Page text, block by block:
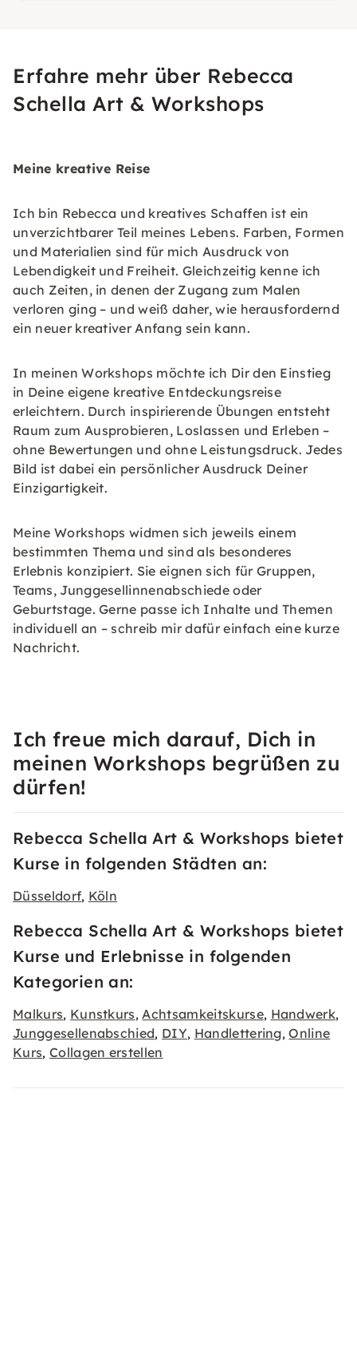
Erfahre mehr über Rebecca
Schella Art & Workshops
Meine kreative Reise
Ich bin Rebecca und kreatives Schaffen ist ein
unverzichtbarer Teil meines Lebens. Farben, Formen
und Materialien sind für mich Ausdruck von
Lebendigkeit und Freiheit. Gleichzeitig kenne ich
auch Zeiten, in denen der Zugang zum Malen
verloren ging – und weiß daher, wie herausfordernd
ein neuer kreativer Anfang sein kann.
In meinen Workshops möchte ich Dir den Einstieg
in Deine eigene kreative Entdeckungsreise
erleichtern. Durch inspirierende Übungen entsteht
Raum zum Ausprobieren, Loslassen und Erleben –
ohne Bewertungen und ohne Leistungsdruck. Jedes
Bild ist dabei ein persönlicher Ausdruck Deiner
Einzigartigkeit.
Meine Workshops widmen sich jeweils einem
bestimmten Thema und sind als besonderes
Erlebnis konzipiert. Sie eignen sich für Gruppen,
Teams, Junggesellinnenabschiede oder
Geburtstage. Gerne passe ich Inhalte und Themen
individuell an – schreib mir dafür einfach eine kurze
Nachricht.
Ich freue mich darauf, Dich in
meinen Workshops begrüßen zu
dürfen!
Rebecca Schella Art & Workshops bietet
Kurse in folgenden Städten an:
Düsseldorf, Köln
Rebecca Schella Art & Workshops bietet
Kurse und Erlebnisse in folgenden
Kategorien an:
Malkurs, Kunstkurs,Achtsamkeitskurse, Handwerk,
Junggesellenabschied, DIY, Handlettering,Online
Kurs, Collagen erstellen